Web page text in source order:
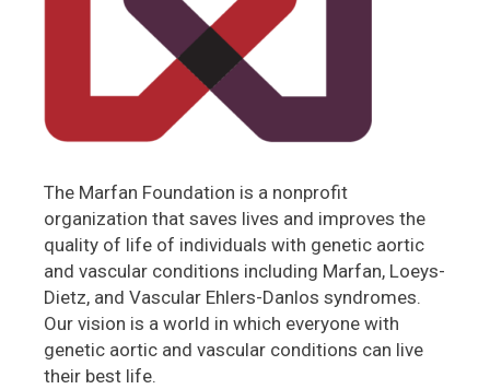
The Marfan Foundation is a nonprofit
organization that saves lives and improves the
quality of life of individuals with genetic aortic
and vascular conditions including Marfan, Loeys-
Dietz, and Vascular Ehlers-Danlos syndromes.
Our vision is a world in which everyone with
genetic aortic and vascular conditions can live
their best life.